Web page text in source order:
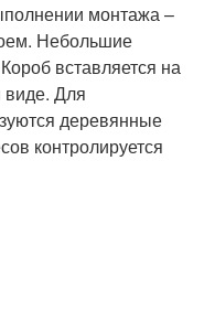
монтажа –
Небольшие
вставляется на
виде. Для
деревянные
контролируется